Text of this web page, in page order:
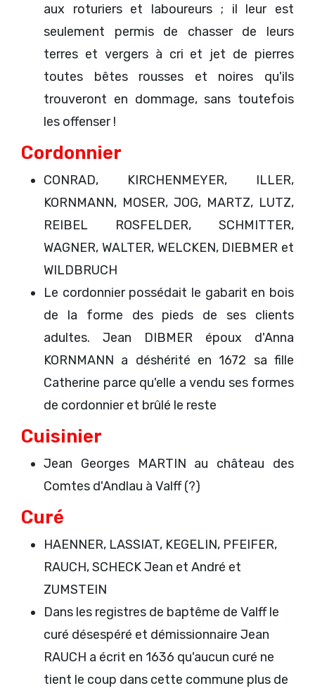
aux roturiers et laboureurs ; il leur est
seulement permis de chasser de leurs
terres et vergers à cri et jet de pierres
toutes bêtes rousses et noires qu'ils
trouveront en dommage, sans toutefois
les offenser !
Cordonnier
CONRAD, KIRCHENMEYER, ILLER,
KORNMANN, MOSER, JOG, MARTZ, LUTZ,
REIBEL ROSFELDER, SCHMITTER,
WAGNER, WALTER, WELCKEN, DIEBMER et
WILDBRUCH
Le cordonnier possédait le gabarit en bois
de la forme des pieds de ses clients
adultes. Jean DIBMER époux d'Anna
KORNMANN a déshérité en 1672 sa fille
Catherine parce qu'elle a vendu ses formes
de cordonnier et brûlé le reste
Cuisinier
Jean Georges MARTIN au château des
Comtes d'Andlau à Valff (?)
Curé
HAENNER, LASSIAT, KEGELIN, PFEIFER,
RAUCH, SCHECK Jean et André et
ZUMSTEIN
Dans les registres de baptême de Valff le
curé désespéré et démissionnaire Jean
RAUCH a écrit en 1636 qu'aucun curé ne
tient le coup dans cette commune plus de